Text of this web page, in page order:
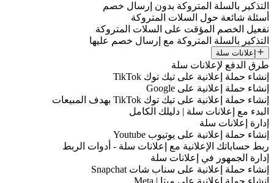
التذكير بالسلة المتروكة بدون إرسال خصم
أسئلة شائعة حول السلات المتروكة
تفعيل الخصم المؤقت على السلات المتروكة
التذكير بالسلة المتروكة مع إرسال خصم عليها
إعلانات سلة
طرق الدفع لإعلانات سلة
إنشاء حملة إعلانية على تيك توك TikTok
إنشاء حملة إعلانية على Google
إنشاء حملة إعلانية على تيك توك TikTok بهدف المبيعات
البدء مع إعلانات سلة | دليلك الكامل
إدارة إعلانات سلة
إنشاء حملة إعلانية على يوتيوب Youtube
ربط حساباتك الإعلانية مع إعلانات سلة - أدوات الربط
إدارة الجمهور في إعلانات سلة
إنشاء حملة إعلانية على سناب شات Snapchat
إنشاء حملة إعلانية على ميتا | Meta